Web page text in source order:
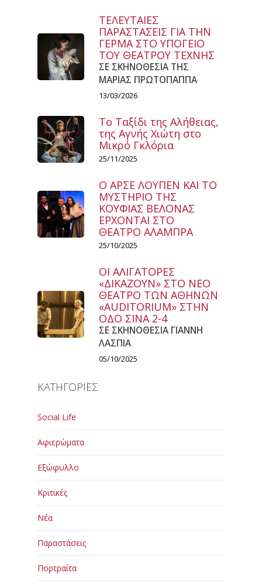
ΤΕΛΕΥΤΑΙΕΣ
ΠΑΡΑΣΤΑΣΕΙΣ ΓΙΑ ΤΗΝ
ΓΕΡΜΑ ΣΤΟ ΥΠΟΓΕΙΟ
ΤΟΥ ΘΕΑΤΡΟΥ ΤΕΧΝΗΣ
ΣΕ ΣΚΗΝΟΘΕΣΙΑ ΤΗΣ
ΜΑΡΙΑΣ ΠΡΩΤΟΠΑΠΠΑ
13/03/2026
Το Ταξίδι της Αλήθειας,
της Αγνής Χιώτη στο
Μικρό Γκλόρια
25/11/2025
Ο ΑΡΣΕ ΛΟΥΠΕΝ ΚΑΙ ΤΟ
ΜΥΣΤΗΡΙΟ ΤΗΣ
ΚΟΥΦΙΑΣ ΒΕΛΟΝΑΣ
ΕΡΧΟΝΤΑΙ ΣΤΟ
ΘΕΑΤΡΟ ΑΛΑΜΠΡΑ
25/10/2025
ΟΙ ΑΛΙΓΑΤΟΡΕΣ
«ΔΙΚΑΖΟΥΝ» ΣΤΟ ΝΕΟ
ΘΕΑΤΡΟ ΤΩΝ ΑΘΗΝΩΝ
«AUDITORIUM» ΣΤΗΝ
ΟΔΟ ΣΙΝΑ 2-4
ΣΕ ΣΚΗΝΟΘΕΣΙΑ ΓΙΑΝΝΗ
ΛΑΣΠΙΑ
05/10/2025
ΚΑΤΗΓΟΡΙΕΣ
Social Life
Αφιερώματα
Εξώφυλλο
Κριτικές
Νέα
Παραστάσεις
Πορτραίτα